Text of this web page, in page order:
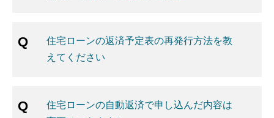
住宅ローンの返済予定表の再発行方法を教
えてください
住宅ローンの自動返済で申し込んだ内容は